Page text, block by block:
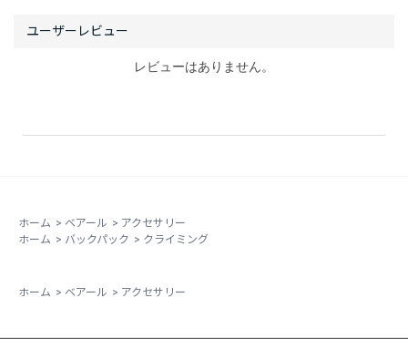
レビューはありません。
ホーム > ベアール > アクセサリー
ホーム > バックパック > クライミング
ホーム > ベアール > アクセサリー